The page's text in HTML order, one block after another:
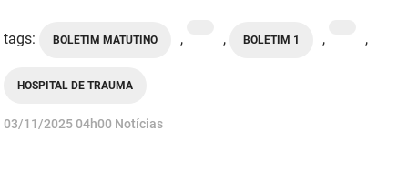
tags: BOLETIM MATUTINO , , BOLETIM 1 , ,
HOSPITAL DE TRAUMA
publicado
03/11/202504h00 Notícias